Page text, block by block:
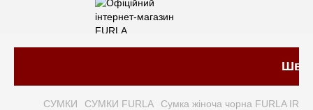
СУМКИ СУМКИ FURLA Сумка жіноча чорна FURLA